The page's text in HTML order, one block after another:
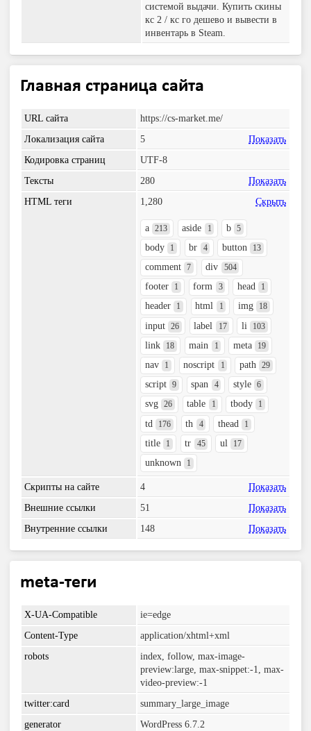
системой выдачи. Купить скины
кс 2 / кс го дешево и вывести в
инвентарь в Steam.
Главная страница сайта
URL сайта
https://cs-market.me/
Локализация сайта
5
Показать
Кодировка страниц
UTF-8
Тексты
280
Показать
HTML теги
1,280 Скрыть
a 213 aside 1 b 5
body 1 br 4 button 13
comment 7 div 504
footer 1 form 3 head 1
header 1 html 1 img 18
input 26 label 17 li 103
link 18 main 1 meta 19
nav 1 noscript 1 path 29
script 9 span 4 style 6
svg 26 table 1 tbody 1
td 176 th 4 thead 1
title 1 tr 45 ul 17
unknown 1
Скрипты на сайте 4
Показать
Внешние ссылки
51
Показать
Внутренние ссылки
148 Показать
meta-теги
X-UA-Compatible
ie=edge
Content-Type
application/xhtml+xml
robots
index, follow, max-image-
preview:large, max-snippet:-1, max-
video-preview:-1
twitter:card
summary_large_image
generator
WordPress 6.7.2